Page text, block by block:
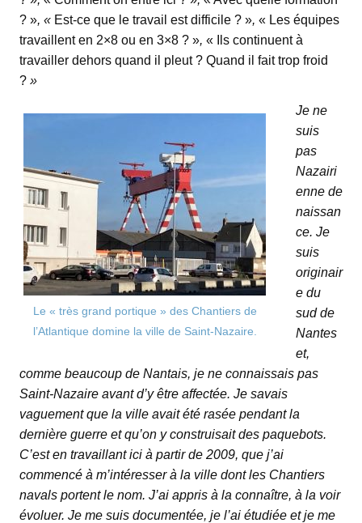
? », « Est-ce que le travail est difficile ? », « Les équipes
travaillent en 2×8 ou en 3×8 ? », « Ils continuent à
travailler dehors quand il pleut ? Quand il fait trop froid
? »
Le « très grand portique » des Chantiers de
l’Atlantique domine la ville de Saint-Nazaire.
Je ne
suis
pas
Nazairi
enne de
naissan
ce. Je
suis
originair
e du
sud de
Nantes
et,
comme beaucoup de Nantais, je ne connaissais pas
Saint-Nazaire avant d’y être affectée. Je savais
vaguement que la ville avait été rasée pendant la
dernière guerre et qu’on y construisait des paquebots.
C’est en travaillant ici à partir de 2009, que j’ai
commencé à m’intéresser à la ville dont les Chantiers
navals portent le nom. J’ai appris à la connaître, à la voir
évoluer. Je me suis documentée, je l’ai étudiée et je me